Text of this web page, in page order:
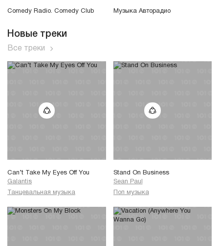
Comedy Radio. Comedy Club Музыка Авторадио
Новые треки
Все треки
Can’t Take My Eyes Off You
Galantis
Танцевальная музыка
Stand On Business
Sean Paul
Поп музыка